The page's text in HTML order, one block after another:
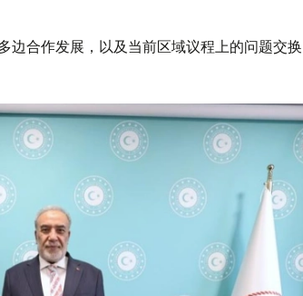
边合作发展，以及当前区域议程上的问题交